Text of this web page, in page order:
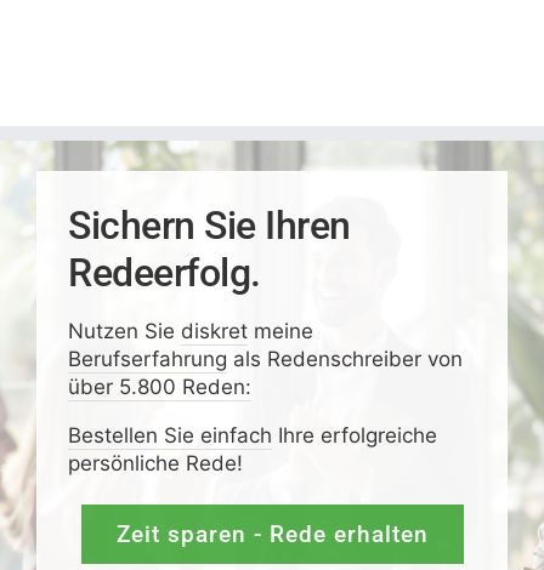
Sichern Sie Ihren
Redeerfolg.
Nutzen Sie diskretmeine
Berufserfahrung als Redenschreiber von
über 5.800 Reden:
Bestellen Sie einfach Ihre erfolgreiche
persönliche Rede!
Zeit sparen - Rede erhalten